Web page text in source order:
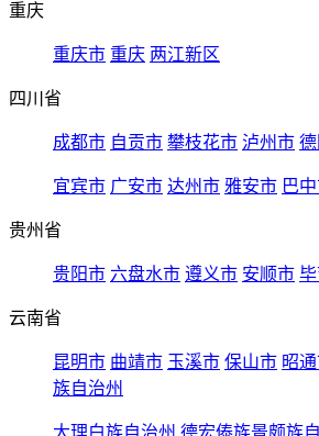
重庆
重庆市 重庆 两江新区
四川省
成都市 自贡市 攀枝花市 泸州市
宜宾市 广安市 达州市 雅安市 巴
贵州省
贵阳市 六盘水市 遵义市 安顺市
云南省
昆明市 曲靖市 玉溪市 保山市 昭
族自治州
大理白族自治州 德宏傣族景颇族